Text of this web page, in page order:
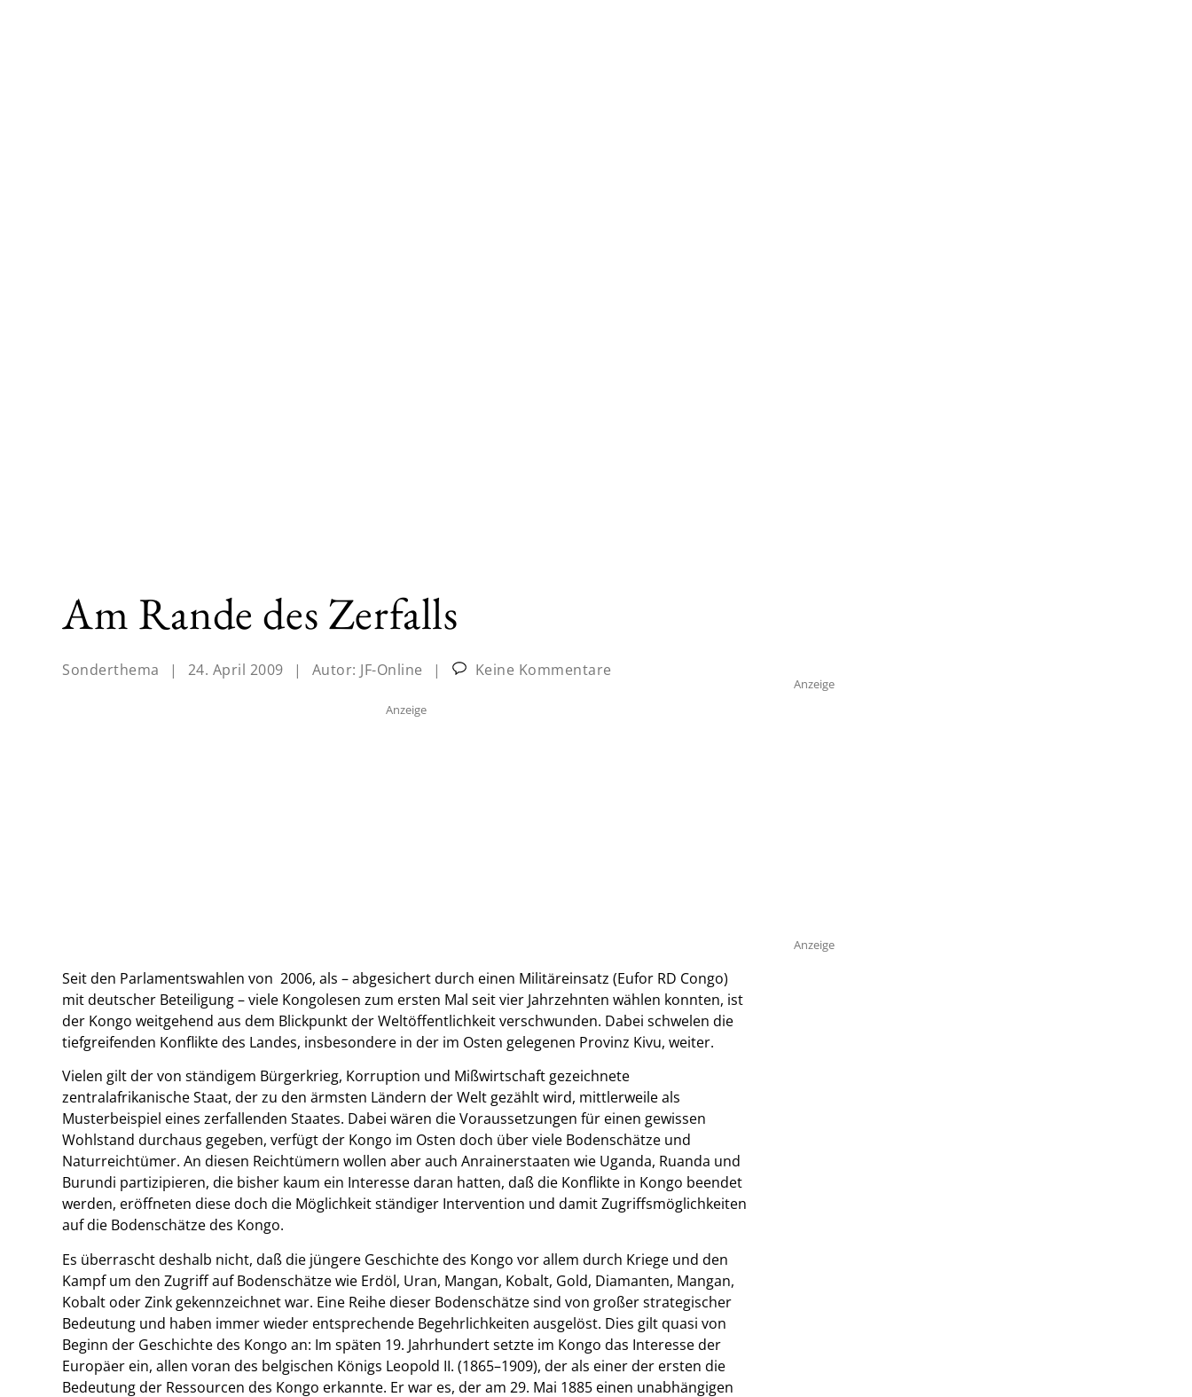
Am Rande des Zerfalls
Sonderthema | 24. April 2009 | Autor: JF-Online | Keine Kommentare
Anzeige
Seit den Parlamentswahlen von 2006, als – abgesichert durch einen Militäreinsatz (Eufor RD Congo)
mit deutscher Beteiligung – viele Kongolesen zum ersten Mal seit vier Jahrzehnten wählen konnten, ist
der Kongo weitgehend aus dem Blickpunkt der Weltöffentlichkeit verschwunden. Dabei schwelen die
tiefgreifenden Konflikte des Landes, insbesondere in der im Osten gelegenen Provinz Kivu, weiter.
Vielen gilt der von ständigem Bürgerkrieg, Korruption und Mißwirtschaft gezeichnete
zentralafrikanische Staat, der zu den ärmsten Ländern der Welt gezählt wird, mittlerweile als
Musterbeispiel eines zerfallenden Staates. Dabei wären die Voraussetzungen für einen gewissen
Wohlstand durchaus gegeben, verfügt der Kongo im Osten doch über viele Bodenschätze und
Naturreichtümer. An diesen Reichtümern wollen aber auch Anrainerstaaten wie Uganda, Ruanda und
Burundi partizipieren, die bisher kaum ein Interesse daran hatten, daß die Konflikte in Kongo beendet
werden, eröffneten diese doch die Möglichkeit ständiger Intervention und damit Zugriffsmöglichkeiten
auf die Bodenschätze des Kongo.
Es überrascht deshalb nicht, daß die jüngere Geschichte des Kongo vor allem durch Kriege und den
Kampf um den Zugriff auf Bodenschätze wie Erdöl, Uran, Mangan, Kobalt, Gold, Diamanten, Mangan,
Kobalt oder Zink gekennzeichnet war. Eine Reihe dieser Bodenschätze sind von großer strategischer
Bedeutung und haben immer wieder entsprechende Begehrlichkeiten ausgelöst. Dies gilt quasi von
Beginn der Geschichte des Kongo an: Im späten 19. Jahrhundert setzte im Kongo das Interesse der
Europäer ein, allen voran des belgischen Königs Leopold II. (1865–1909), der als einer der ersten die
Bedeutung der Ressourcen des Kongo erkannte. Er war es, der am 29. Mai 1885 einen unabhängigen
Anzeige
Anzeige